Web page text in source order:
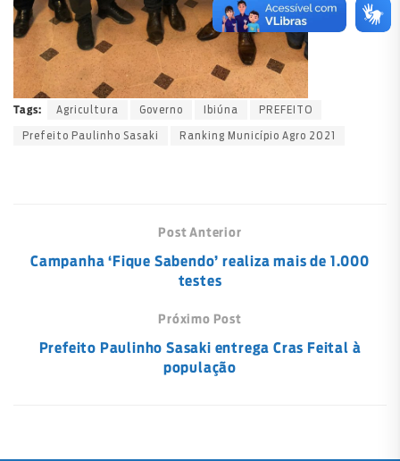
Tags: Agricultura Governo Ibiúna PREFEITO
Prefeito Paulinho Sasaki Ranking Município Agro 2021
Post Anterior
Campanha ‘Fique Sabendo’ realiza mais de 1.000
testes
Próximo Post
Prefeito Paulinho Sasaki entrega Cras Feital à
população